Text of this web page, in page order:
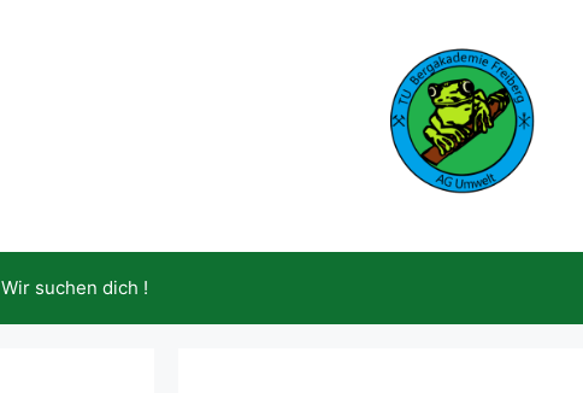
Wir suchen dich !